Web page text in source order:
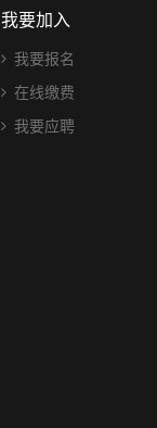
我要加入
我要报名
在线缴费
我要应聘